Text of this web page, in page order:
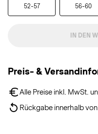
52-57 56-60
IN DEN
Preis- &
Alle Preise inkl. MwSt.
Rückgabe innerhalb